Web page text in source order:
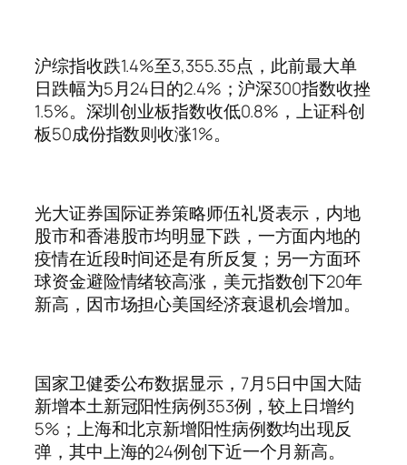
沪综指收跌1.4%至3,355.35点，此前最大单
日跌幅为5月24日的2.4%；沪深300指数收挫
1.5%。深圳创业板指数收低0.8%，上证科创
板50成份指数则收涨1%。
光大证券国际证券策略师伍礼贤表示，内地
股市和香港股市均明显下跌，一方面内地的
疫情在近段时间还是有所反复；另一方面环
球资金避险情绪较高涨，美元指数创下20年
新高，因市场担心美国经济衰退机会增加。
国家卫健委公布数据显示，7月5日中国大陆
新增本土新冠阳性病例353例，较上日增约
5%；上海和北京新增阳性病例数均出现反
弹，其中上海的24例创下近一个月新高。